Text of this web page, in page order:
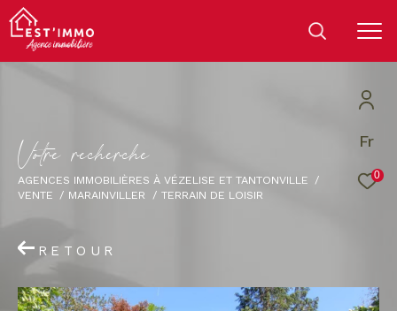
Fr
0
Votre recherche
AGENCES IMMOBILIÈRES À VÉZELISE ET TANTONVILLE
VENTE
MARAINVILLER TERRAIN DE LOISIR
RETOUR